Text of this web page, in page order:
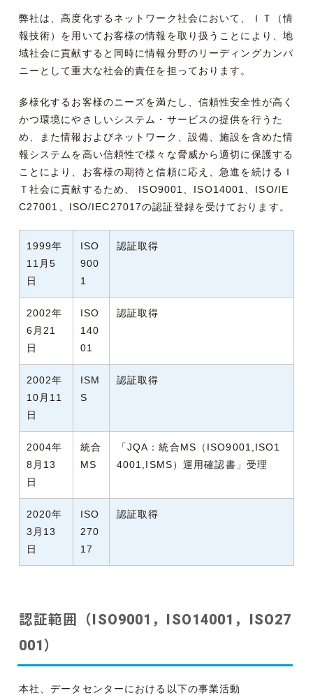
弊社は、高度化するネットワーク社会において、ＩＴ（情
報技術）を用いてお客様の情報を取り扱うことにより、地
域社会に貢献すると同時に情報分野のリーディングカンパ
ニーとして重大な社会的責任を担っております。
多様化するお客様のニーズを満たし、信頼性安全性が高く
かつ環境にやさしいシステム・サービスの提供を行うた
め、また情報およびネットワーク、設備、施設を含めた情
報システムを高い信頼性で様々な脅威から適切に保護する
ことにより、お客様の期待と信頼に応え、急進を続けるＩ
Ｔ社会に貢献するため、 ISO9001、ISO14001、ISO/IE
C27001、ISO/IEC27017の認証登録を受けております。
1999年
11月5
日
ISO
900
1
認証取得
2002年
6月21
日
ISO
140
01
認証取得
2002年
10月11
日
ISM
S
認証取得
2004年
8月13
日
統合
MS
「JQA：統合MS（ISO9001,ISO1
4001,ISMS）運用確認書」 受理
2020年
3月13
日
ISO
270
17
認証取得
認証範囲（ISO9001，ISO14001，ISO27
001）
本社、データセンターにおける以下の事業活動